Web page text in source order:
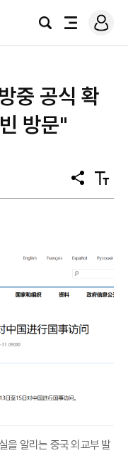
검
전
로
그
중 공식 확
방문"
공
유
텍
스
을 알리는 중국 외교부 발